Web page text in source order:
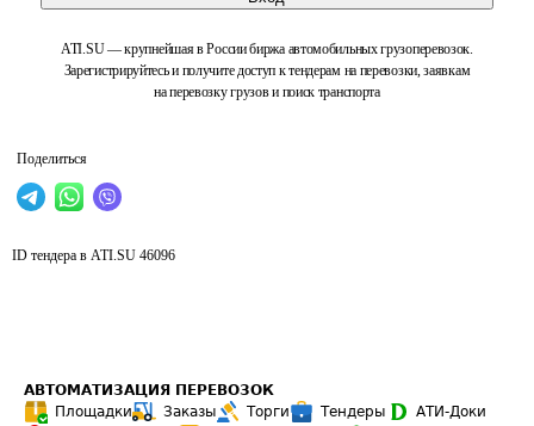
ATI.SU — крупнейшая в России биржа автомобильных грузоперевозок.
Зарегистрируйтесь и получите доступ к тендерам на перевозки, заявкам
на перевозку грузов и поиск транспорта
Поделиться
ID тендера в ATI.SU 46096
АВТОМАТИЗАЦИЯ ПЕРЕВОЗОК
Площадки
Заказы Торги Тендеры
АТИ-Доки